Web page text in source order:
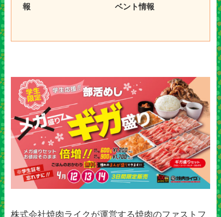
報
ベント情報
株式会社焼肉ライクが運営する焼肉のファストフ